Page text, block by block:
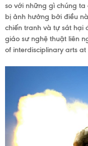
so với những gì chúng ta
bị ảnh hưởng bởi điều
chiến tranh và tự sát hại
giáo sư nghệ thuật liên
of interdisciplinary arts